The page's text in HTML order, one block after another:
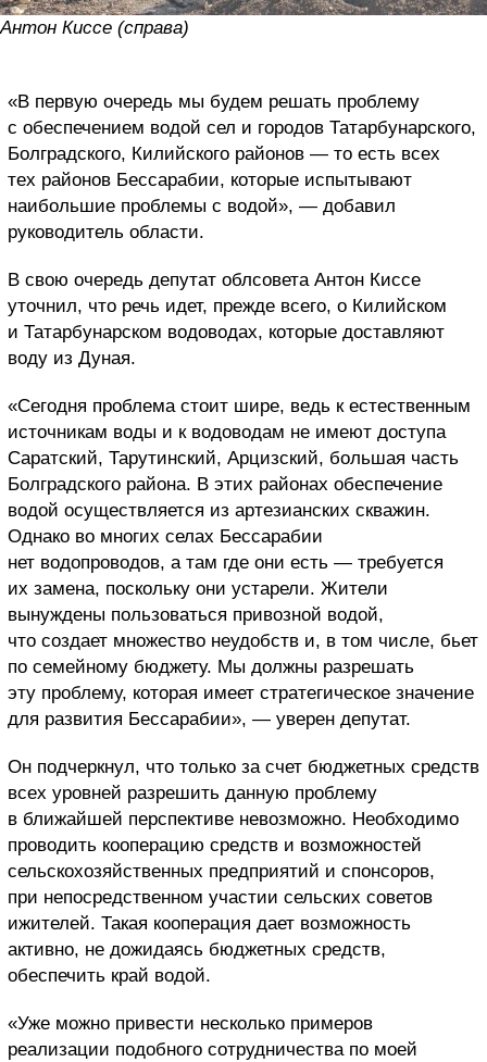
Антон Киссе (справа)
«В первую очередь мы будем решать проблему
с обеспечением водой сел и городов Татарбунарского,
Болградского, Килийского районов — то есть всех
тех районов Бессарабии, которые испытывают
наибольшие проблемы с водой», — добавил
руководитель области.
В свою очередь депутат облсовета Антон Киссе
уточнил, что речь идет, прежде всего, о Килийском
и Татарбунарском водоводах, которые доставляют
воду из Дуная.
«Сегодня проблема стоит шире, ведь к естественным
источникам воды и к водоводам не имеют доступа
Саратский, Тарутинский, Арцизский, большая часть
Болградского района. В этих районах обеспечение
водой осуществляется из артезианских скважин.
Однако во многих селах Бессарабии
нет водопроводов, а там где они есть — требуется
их замена, поскольку они устарели. Жители
вынуждены пользоваться привозной водой,
что создает множество неудобств и, в том числе, бьет
по семейному бюджету. Мы должны разрешать
эту проблему, которая имеет стратегическое значение
для развития Бессарабии», — уверен депутат.
Он подчеркнул, что только за счет бюджетных средств
всех уровней разрешить данную проблему
в ближайшей перспективе невозможно. Необходимо
проводить кооперацию средств и возможностей
сельскохозяйственных предприятий и спонсоров,
при непосредственном участии сельских советов
ижителей. Такая кооперация дает возможность
активно, не дожидаясь бюджетных средств,
обеспечить край водой.
«Уже можно привести несколько примеров
реализации подобного сотрудничества по моей